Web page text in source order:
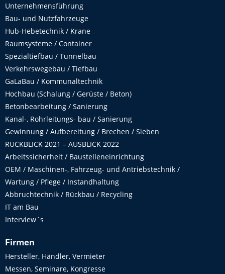
Unternehmensführung
Bau- und Nutzfahrzeuge
Hub-Hebetechnik / Krane
Raumsysteme / Container
Spezialtiefbau / Tunnelbau
Verkehrswegebau / Tiefbau
GaLaBau / Kommunaltechnik
Hochbau (Schalung / Gerüste / Beton)
Betonbearbeitung / Sanierung
Kanal-, Rohrleitungs- bau / Sanierung
Gewinnung / Aufbereitung / Brechen / Sieben
RÜCKBLICK 2021 – AUSBLICK 2022
Arbeitssicherheit / Baustelleneinrichtung
OEM / Maschinen-, Fahrzeug- und Antriebstechnik /
Wartung / Pflege / Instandhaltung
Abbruchtechnik / Rückbau / Recycling
IT am Bau
Interview´s
Firmen
Hersteller, Händler, Vermieter
Messen, Seminare, Kongresse